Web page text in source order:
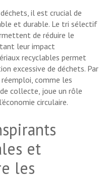
il est crucial de
et durable. Le tri sélectif
de réduire le
leur impact
recyclables permet
excessive de déchets. Par
comme les
collecte, joue un rôle
circulaire.
et
les